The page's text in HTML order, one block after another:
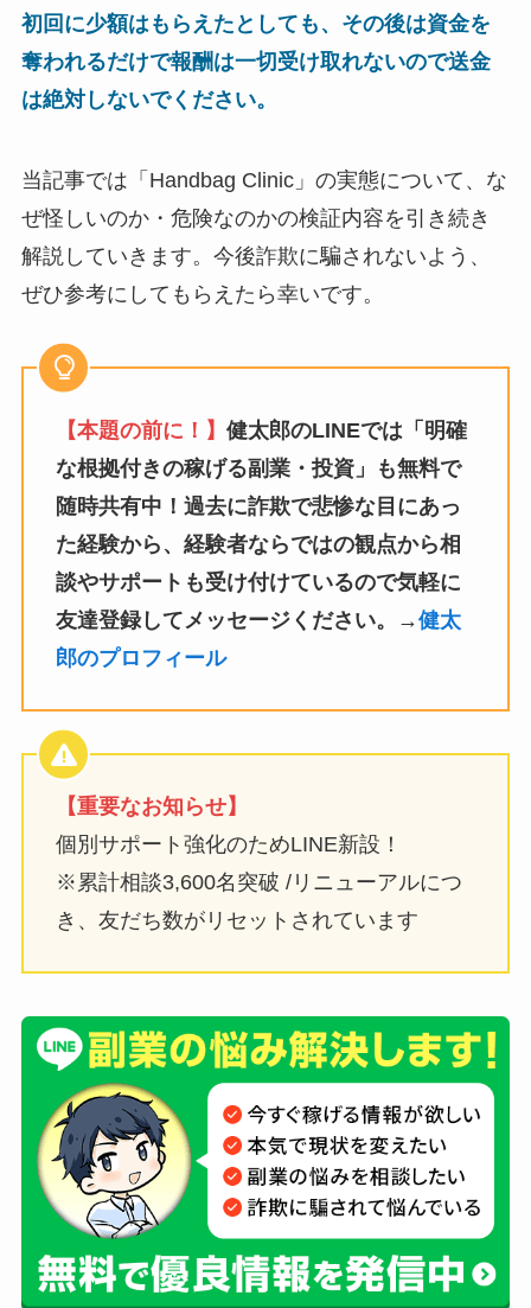
初回に少額はもらえたとしても、その後は資金を
奪われるだけで報酬は一切受け取れないので送金
は絶対しないでください。
当記事では「Handbag Clinic」の実態について、な
ぜ怪しいのか・危険なのかの検証内容を引き続き
解説していきます。今後詐欺に騙されないよう、
ぜひ参考にしてもらえたら幸いです。
【本題の前に！】 健太郎のLINEでは「明確
な根拠付きの稼げる副業・投資」も無料で
随時共有中！過去に詐欺で悲惨な目にあっ
た経験から、経験者ならではの観点から相
談やサポートも受け付けているので気軽に
友達登録してメッセージください。→健太
郎のプロフィール
【重要なお知らせ】
個別サポート強化のためLINE新設！
※累計相談3,600名突破 /リニューアルにつ
き、友だち数がリセットされています